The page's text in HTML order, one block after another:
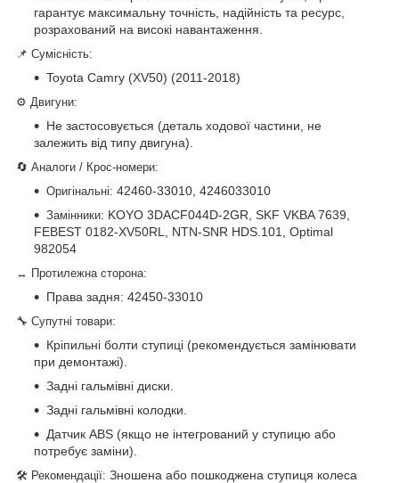
гарантує максимальну точність, надійність та ресурс,
розрахований на високі навантаження.
📌 Сумісність:
Toyota Camry (XV50) (2011-2018)
⚙️ Двигуни:
Не застосовується (деталь ходової частини, не
залежить від типу двигуна).
🔄 Аналоги / Крос-номери:
Оригінальні: 42460-33010, 4246033010
Замінники: KOYO 3DACF044D-2GR, SKF VKBA 7639,
FEBEST 0182-XV50RL, NTN-SNR HDS.101, Optimal
982054
↔ Протилежна сторона:
Права задня: 42450-33010
🔧 Супутні товари:
Кріпильні болти ступиці (рекомендується замінювати
при демонтажі).
Задні гальмівні диски.
Задні гальмівні колодки.
Датчик ABS (якщо не інтегрований у ступицю або
потребує заміни).
🛠 Рекомендації: Зношена або пошкоджена ступиця колеса